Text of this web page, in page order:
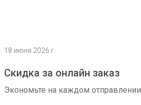
18 июня 2026 г.
Скидка за онлайн заказ
Экономьте на каждом отправлении